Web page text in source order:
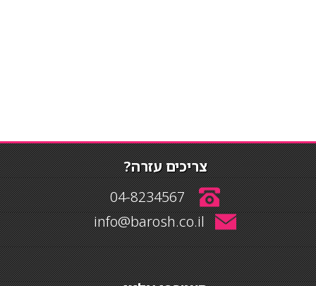
צריכים עזרה?
04-8234567
info@barosh.co.il